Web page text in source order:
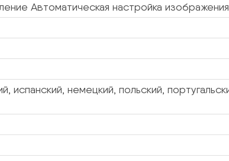
Автоматическая настройка изображения
испанский, немецкий, польский,